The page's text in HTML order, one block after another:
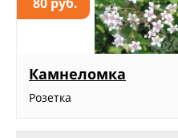
Камнеломка
Розетка